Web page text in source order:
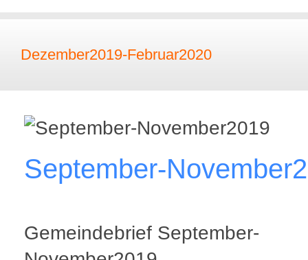
Dezember2019-Februar2020
September-
Gemeindebrief September-